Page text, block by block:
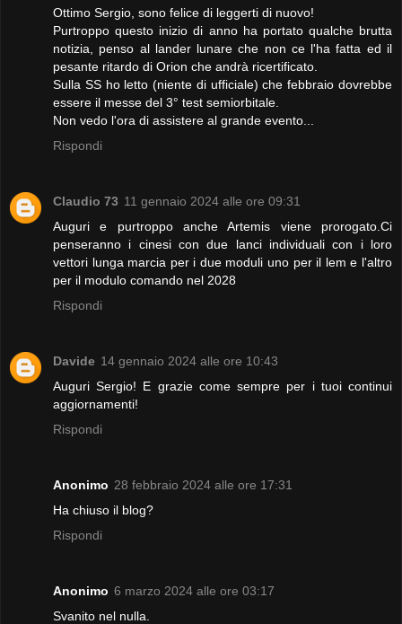
Ottimo Sergio, sono felice di leggerti di nuovo!
Purtroppo questo inizio di anno ha portato qualche brutta
notizia, penso al lander lunare che non ce l'ha fatta ed il
pesante ritardo di Orion che andrà ricertificato.
Sulla SS ho letto (niente di ufficiale) che febbraio dovrebbe
essere il messe del 3° test semiorbitale.
Non vedo l'ora di assistere al grande evento...
Rispondi
Claudio 73 11 gennaio 2024 alle ore 09:31
Auguri e purtroppo anche Artemis viene prorogato.Ci
penseranno i cinesi con due lanci individuali con i loro
vettori lunga marcia per i due moduli uno per il lem e l'altro
per il modulo comando nel 2028
Rispondi
Davide 14 gennaio 2024 alle ore 10:43
Auguri Sergio! E grazie come sempre per i tuoi continui
aggiornamenti!
Rispondi
Anonimo 28 febbraio 2024 alle ore 17:31
Ha chiuso il blog?
Rispondi
Anonimo 6 marzo 2024 alle ore 03:17
Svanito nel nulla.